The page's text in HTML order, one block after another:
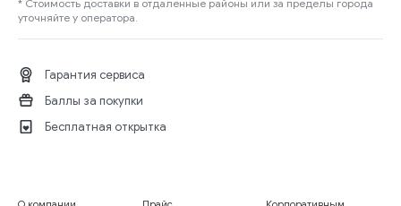
* Стоимость доставки в отдаленные районы или за пределы города
уточняйте у оператора.
Гарантия сервиса
Баллы за покупки
Бесплатная открытка